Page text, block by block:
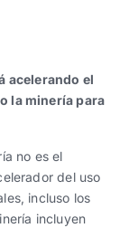
acelerando el
la minería para
no es el
del uso
incluso los
incluyen